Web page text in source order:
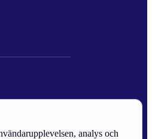
analys och